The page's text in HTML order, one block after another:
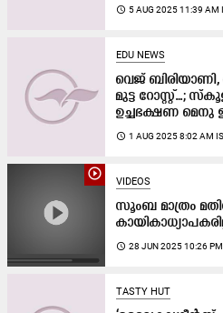
access_time 5 AUG 2025 11:39 AM
EDU NEWS
വെജ്
മുട്ട റോസ്റ്റ്…;
ഉച്ചഭക്ഷണ
access_time 1 AUG 2025 8:02 AM
play_circle_outline
VIDEOS
സൂംബ മാത്രം
access_time 28 JUN 2025 10:26
TASTY HUT